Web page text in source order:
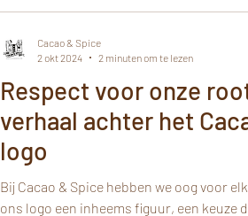
Respect voor onze
verhaal achter het
logo
Bij Cacao & Spice hebben we oog voor elk detail. Zo bevat
ons logo een inheems figuur, een keuze
Cacao & Spice
2 okt 2024
2 minuten om te lezen